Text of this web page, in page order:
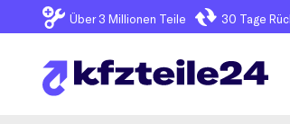
Über 3 Millionen Teile 30 Tage